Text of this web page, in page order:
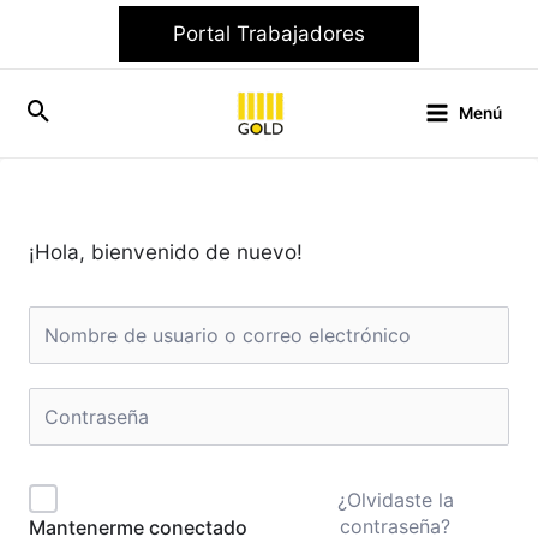
contenido
Portal Trabajadores
Menú
¡Hola, bienvenido de nuevo!
Mantenerme conectado
¿Olvidaste la
contraseña?